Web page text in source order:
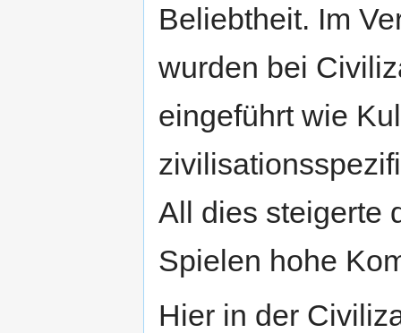
Beliebtheit. Im
wurden bei
eingeführt wie
All dies steigerte
Spielen hohe
Hier in der